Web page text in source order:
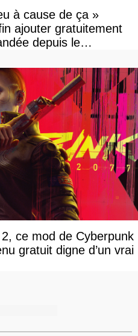
à cause de ça »
ajouter gratuitement
depuis le
ce mod de Cyberpunk
gratuit digne d’un vrai